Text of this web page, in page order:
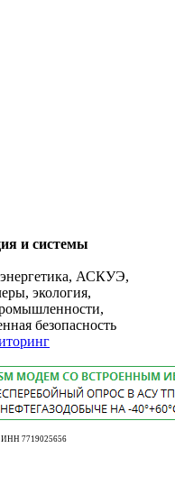
и системы
АСКУЭ,
экология,
безопасность
7719025656